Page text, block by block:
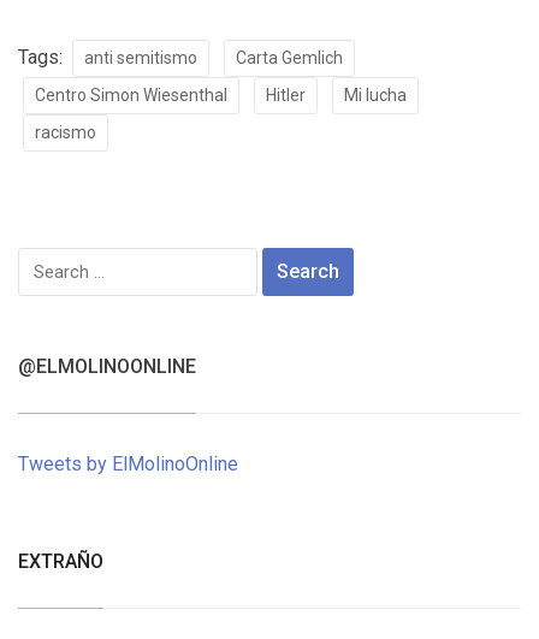
Tags: anti semitismo
Carta Gemlich
Centro Simon Wiesenthal
Hitler
Mi lucha
racismo
Search
for:
@ELMOLINOONLINE
Tweets by ElMolinoOnline
EXTRAÑO